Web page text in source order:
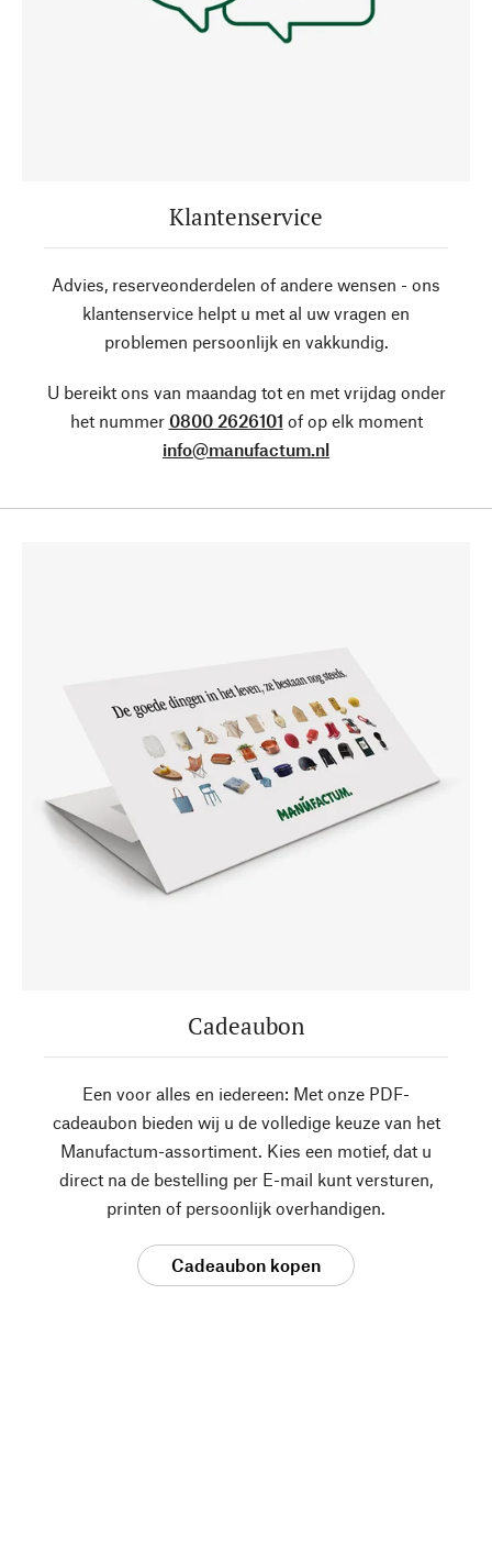
Klantenservice
Advies, reserveonderdelen of andere wensen - ons
klantenservice helpt u met al uw vragen en
problemen persoonlijk en vakkundig.
U bereikt ons van maandag tot en met vrijdag onder
het nummer 0800 2626101 of op elk moment
info@manufactum.nl
Cadeaubon
Een voor alles en iedereen: Met onze PDF-
cadeaubon bieden wij u de volledige keuze van het
Manufactum-assortiment. Kies een motief, dat u
direct na de bestelling per E-mail kunt versturen,
printen of persoonlijk overhandigen.
Cadeaubon kopen